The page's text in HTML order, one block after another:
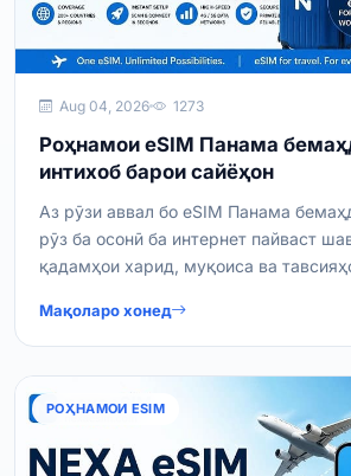
Aug 04, 2026 1273
Роҳнамои eSIM Панама
интихоб барои сайёҳон
Аз рӯзи аввал бо eSIM Панама
рӯз ба осонӣ ба интернет пайваст
қадамҳои харид, муқоиса ва
Мақоларо хонед
РОҲНАМОИ ESIM